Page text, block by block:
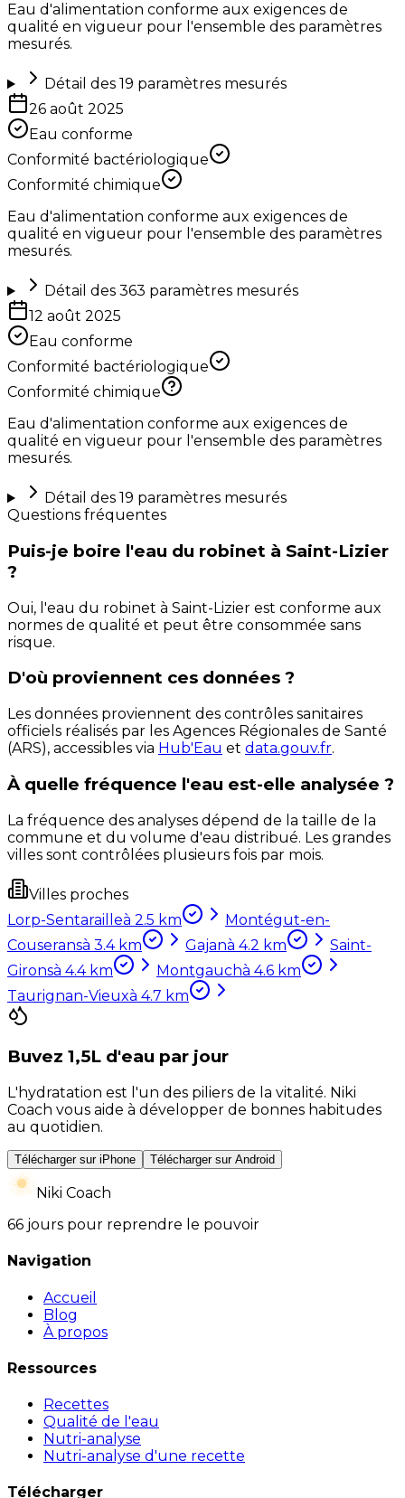
Eau d'alimentation conforme aux exigences de
qualité en vigueur pour l'ensemble des paramètres
mesurés.
Détail des 19 paramètres mesurés
26 août 2025
Eau conforme
Conformité bactériologique
Conformité chimique
Eau d'alimentation conforme aux exigences de
qualité en vigueur pour l'ensemble des paramètres
mesurés.
Détail des 363 paramètres mesurés
12 août 2025
Eau conforme
Conformité bactériologique
Conformité chimique
Eau d'alimentation conforme aux exigences de
qualité en vigueur pour l'ensemble des paramètres
mesurés.
Détail des 19 paramètres mesurés
Questions fréquentes
Puis-je boire l'eau du robinet à Saint-Lizier
?
Oui, l'eau du robinet à Saint-Lizier est conforme aux
normes de qualité et peut être consommée sans
risque.
D'où proviennent ces données ?
Les données proviennent des contrôles sanitaires
officiels réalisés par les Agences Régionales de Santé
(ARS), accessibles via Hub'Eau et data.gouv.fr.
À quelle fréquence l'eau est-elle analysée ?
La fréquence des analyses dépend de la taille de la
commune et du volume d'eau distribué. Les grandes
villes sont contrôlées plusieurs fois par mois.
Villes proches
Lorp-Sentarailleà 2.5 km
Montégut-en-
Couseransà 3.4km Gajanà 4.2 km
Saint-
Gironsà 4.4km Montgauchà 4.6 km
Taurignan-Vieuxà 4.7 km
Buvez 1,5L d'eau par jour
L'hydratation est l'un des piliers de la vitalité. Niki
Coach vous aide à développer de bonnes habitudes
au quotidien.
Télécharger sur iPhone Télécharger sur Android
Niki Coach
66 jours pour reprendre le pouvoir
Navigation
Accueil
Blog
À propos
Ressources
Recettes
Qualité de l'eau
Nutri-analyse
Nutri-analyse d'une recette
Télécharger